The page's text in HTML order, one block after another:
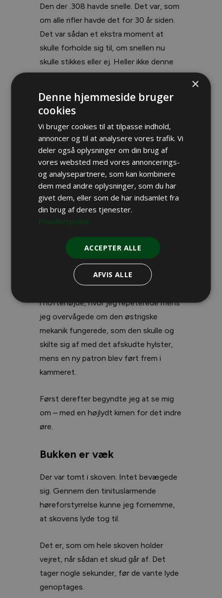
Den der .308 havde snelle. Det var, som
om alle rifler havde det for 30 år siden.
Det var sådan et ekstra moment at
skulle forholde sig til, om snellen nu
skulle stikkes eller ej. Heller ikke denne
detalje har jeg længere erindring om,
for, at det nok ikke var nødvendigt.
I hvert fald skød jeg.
Braget var en voldsom overraskelse. Mit
første riffelskud uden høreværn.
Overvældende.
Smertefuldt.
Chokerende.
Som den urutinerede skytte jeg var, tog
jeg riflen fra skulderen for at få den ned
i hoftehøjde, hvor jeg repeterede mens
jeg overvågede om den østrigske
mekanik fungerede, som den skulle og
skilte sig af med det afskudte hylster,
mens en ny patron blev ført frem i
kammeret.
Først derefter begyndte jeg at se mig
om – med en højlydt kimen for det indre
øre.
Bukken er væk
Der var tomt i skoven. Intet bevægede
sig. Gennem den tinituslarmende
høreforstyrrelse kunne jeg fornemme,
at skovens lyde tog til.
Det er, som om hele skoven holder
vejret, når sådan et skud går af. Det
tager nogle sekunder, før de vante lyde
genoptages.
×
Denne hjemmeside bruger
cookies
Vi bruger cookies til at tilpasse indhold,
annoncer og til at analysere vores trafik. Vi
deler også oplysninger om din brug af
vores websted med vores annoncerings-
og analysepartnere, som kan kombinere
dem med andre oplysninger, som du har
givet dem, eller som de har indsamlet fra
din brug af deres tjenester.
Privatlivspolitik
ACCEPTER ALLE
AFVIS ALLE